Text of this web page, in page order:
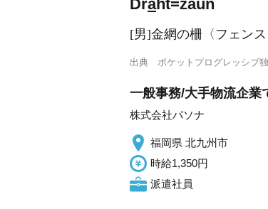
Draht=zaun
[男]金網の柵〈フェン
出典 ポケットプログレッシブ
一般事務/大手物流企業
株式会社パソナ
福岡県 北九州市
時給1,350円
派遣社員